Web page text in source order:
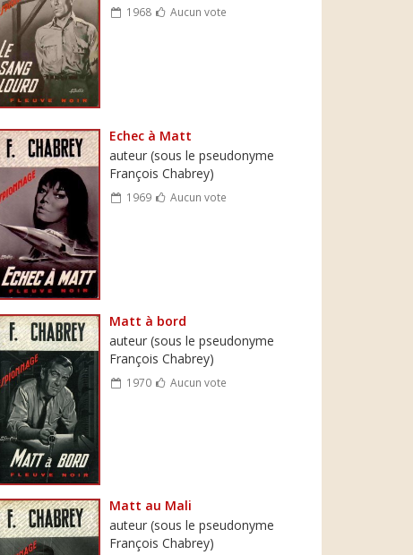
1968 Aucun vote
Echec à Matt
auteur (sous le pseudonyme
François Chabrey)
1969 Aucun vote
Matt à bord
auteur (sous le pseudonyme
François Chabrey)
1970 Aucun vote
Matt au Mali
auteur (sous le pseudonyme
François Chabrey)